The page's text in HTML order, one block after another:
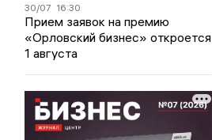
30/07 16:30
Прием заявок на премию
«Орловский бизнес» откроется
1 августа